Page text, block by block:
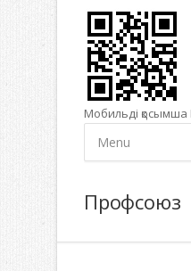
Мобильді
Профсоюз